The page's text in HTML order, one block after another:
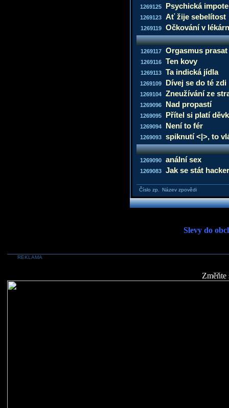
1269125 Psychická
1269123 Ať žije sebelítost
1269119 Očkování v
1269117 Orgasmus
1269116 Ten kovy
1269113 Ta indická jídla
1269109 Dívej se do té zdi
1269104 Zneužívání ze
1269096 Nad propastí
1269095 Přítel si platí
1269094 Není to fér
1269093 spiknutí <|>, to
1269090 anální sex
1269083 Jak se stát
Číslo zp. Název zpovědi
Slevy do
REKLAMA
Změňte